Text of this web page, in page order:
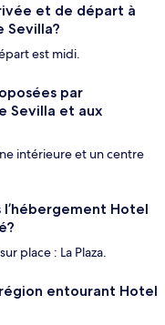
et de départ à
Sevilla?
est midi.
par
Sevilla et aux
intérieure et un centre
Hotel
place : La Plaza.
entourant Hotel